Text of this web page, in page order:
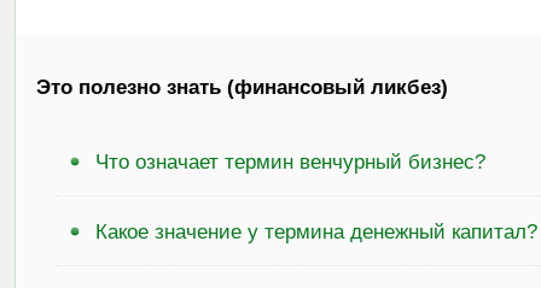
Это полезно знать (финансовый ликбез)
Что означает термин венчурный бизнес?
Какое значение у термина денежный капитал?